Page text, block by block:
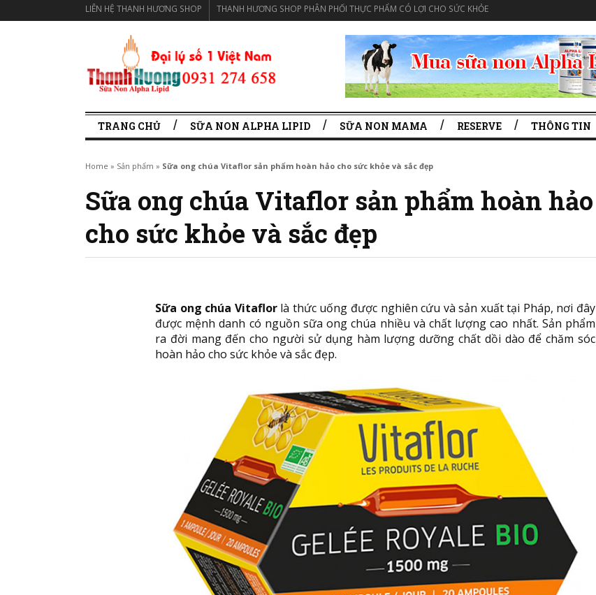
LIÊN HỆ THANH HƯƠNG SHOP THANH HƯƠNG SHOP PHÂN PHỐI THỰC PHẨM CÓ LỢI CHO SỨC KHỎE
TRANG CHỦ SỮA NON ALPHA LIPID SỮA NON MAMA RESERVE THÔNG TIN
Home » Sản phẩm » Sữa ong chúa Vitaflor sản phẩm hoàn hảo cho sức khỏe và sắc đẹp
Sữa ong chúa Vitaflor sản phẩm hoàn hảo
cho sức khỏe và sắc đẹp
Sữa ong chúa Vitaflorlà thức uống được nghiên cứu và sản xuất tại Pháp, nơi đây
được mệnh danh có nguồn sữa ong chúa nhiều và chất lượng cao nhất. Sản phẩm
ra đời mang đến cho người sử dụng hàm lượng dưỡng chất dồi dào để chăm sóc
hoàn hảo cho sức khỏe và sắc đẹp.